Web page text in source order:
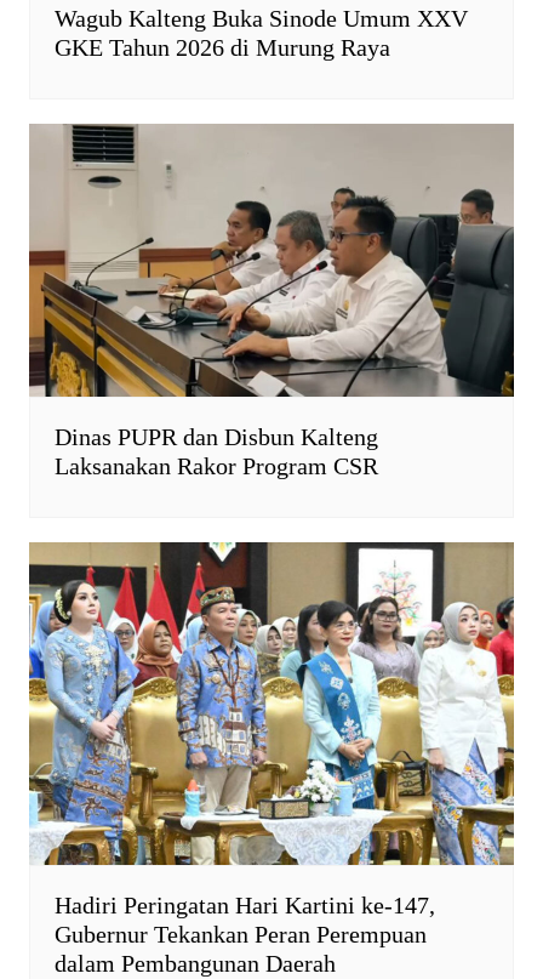
Wagub Kalteng Buka Sinode Umum XXV
GKE Tahun 2026 di Murung Raya
Dinas PUPR dan Disbun Kalteng
Laksanakan Rakor Program CSR
Hadiri Peringatan Hari Kartini ke-147,
Gubernur Tekankan Peran Perempuan
dalam Pembangunan Daerah